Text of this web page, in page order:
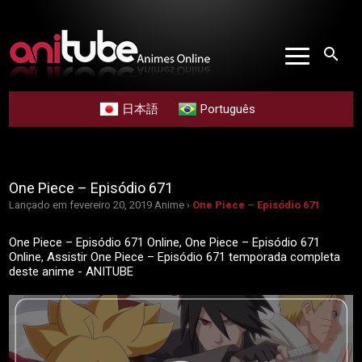
search
日本語 Português
One Piece – Episódio 671
Lançado em fevereiro 20, 2019 Anime › One Piece – Episódio 671
One Piece – Episódio 671 Online, One Piece – Episódio 671
Online, Assistir One Piece – Episódio 671 temporada completa
deste anime - ANITUBE